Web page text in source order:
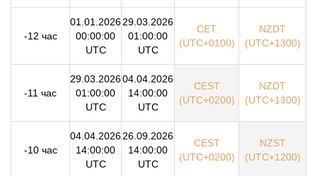
-12 час
01.01.2026
00:00:00
UTC
29.03.2026
01:00:00
UTC
CET
(UTC+0100)
NZDT
(UTC+1300)
-11 час
29.03.2026
01:00:00
UTC
04.04.2026
14:00:00
UTC
CEST
(UTC+0200)
NZDT
(UTC+1300)
-10 час
04.04.2026
14:00:00
UTC
26.09.2026
14:00:00
UTC
CEST
(UTC+0200)
NZST
(UTC+1200)